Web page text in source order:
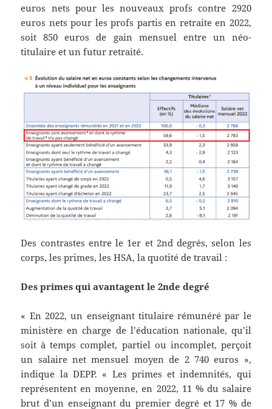
euros nets pour les nouveaux profs contre 2920
euros nets pour les profs partis en retraite en 2022,
soit 850 euros de gain mensuel entre un néo-
titulaire et un futur retraité.
Des contrastes entre le 1er et 2nd degrés, selon les
corps, les primes, les HSA, la quotité de travail :
Des primes qui avantagent le 2nde degré
« En 2022, un enseignant titulaire rémunéré par le
ministère en charge de l’éducation nationale, qu’il
soit à temps complet, partiel ou incomplet, perçoit
un salaire net mensuel moyen de 2 740 euros »,
indique la DEPP. « Les primes et indemnités, qui
représentent en moyenne, en 2022, 11 % du salaire
brut d’un enseignant du premier degré et 17 % de